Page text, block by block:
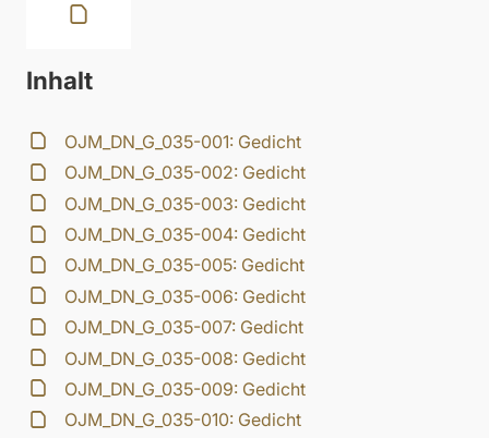
Inhalt
OJM_DN_G_035-001: Gedicht
OJM_DN_G_035-002: Gedicht
OJM_DN_G_035-003: Gedicht
OJM_DN_G_035-004: Gedicht
OJM_DN_G_035-005: Gedicht
OJM_DN_G_035-006: Gedicht
OJM_DN_G_035-007: Gedicht
OJM_DN_G_035-008: Gedicht
OJM_DN_G_035-009: Gedicht
OJM_DN_G_035-010: Gedicht